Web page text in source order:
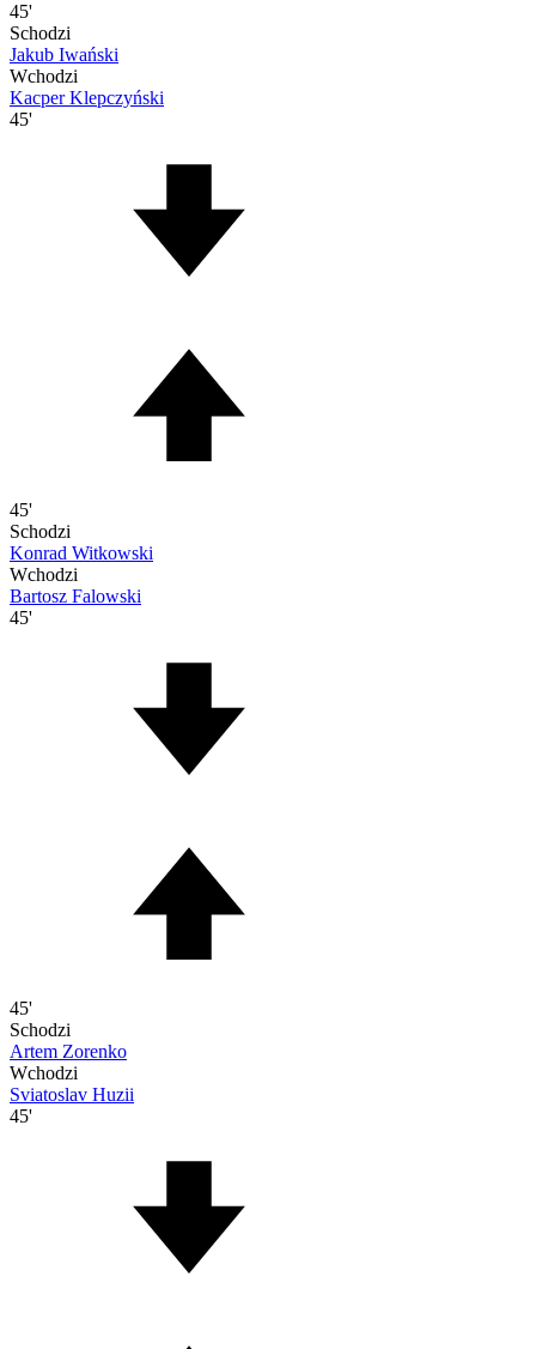
45'
Schodzi
Jakub Iwański
Wchodzi
Kacper Klepczyński
45'
45'
Schodzi
Konrad Witkowski
Wchodzi
Bartosz Falowski
45'
45'
Schodzi
Artem Zorenko
Wchodzi
Sviatoslav Huzii
45'